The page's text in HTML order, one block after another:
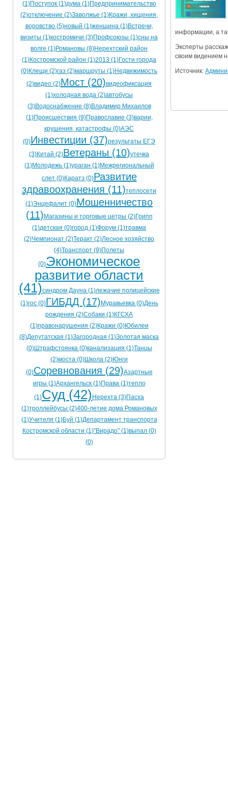
Ограничения движения транспорта на майские
Электронные транспортные картыинформации, а
Эксперты
своим видением
Источник:
(1)Поступок (1)дума (1)Предпринимательство
(2)отключение (2)Заволжье (1)Кражи, хищения,
воровство (5)новый (1)женщина (1)Встречи,
визиты (1)костромичи (3)Профсоюзы (1)сны на
волге (1)Романовы (8)Нерехтский район
(1)Костромской район (1)2013 (1)Гости города
(0)Клещи (2)газ (2)маршруты (1)Недвижимость
(2)видео (2)Мост (20)видеофиксация
(1)холодная вода (2)автобусы
(3)Водоснабжение (8)Владимир Михаилов
(1)Происшествия (9)Православие (3)варии,
крушения, катастрофы (0)АЭС
(0)Инвестиции (37)результаты ЕГЭ
(3)Китай (2)Ветераны (10)утечка
(1)Молодежь (1)ураган (1)Межрегиональный
слет (0)Каратэ (0)Развитие
здравоохранения (11)теплосети
(1)Энцефалит (0)Мошенничество
(11) Магазины и торговые цетры (2)Грипп
(1)детская (0)город (1)Форум (1)травма
(2)Чемпионат (2)Теракт (2)Лесное хозяйство
(4)Транспорт (9)Полеты
(0)Экономическое
развитие области
(41)синдром Дауна (1)лежачие полицейские
(1)гос (0)ГИБДД (17) Муравьевка (0)День
рождения (2)Собаки (1)КГСХА
(1)правонарушения (2)Кражи (0)Юбилеи
(8)Депутатская (1)Загородная (1)Золотая маска
(0)Штрафстоянка (0)канализация (1)Танцы
(2)моста (0)Школа (2)Юнги
(0)Соревнования (29)Азартные
игры (1)Архангельск (1)Права (1)тепло
(1)Суд (42) Нерехта (3)Пасха
(1)троллейбусы (2)400-летие дома Романовых
(1)Учителя (1)Буй (1)Департамент транспорта
Костромской области (1)"Вирадо" (1)выпал (0)
(0)